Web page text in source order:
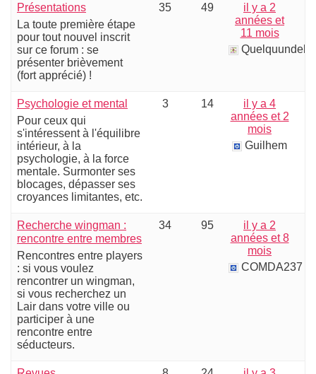
Présentations
La toute première étape
pour tout nouvel inscrit
sur ce forum : se
présenter brièvement
(fort apprécié) !
35 49
il y a 2
années et
11 mois
Psychologie et mental
Pour ceux qui
s'intéressent à l'équilibre
intérieur, à la
psychologie, à la force
mentale. Surmonter ses
blocages, dépasser ses
croyances limitantes, etc.
3 14
il y a 4
années et 2
mois
Guilhem
Recherche wingman :
rencontre entre membres
Rencontres entre players
: si vous voulez
rencontrer un wingman,
si vous recherchez un
Lair dans votre ville ou
participer à une
rencontre entre
séducteurs.
34 95
il y a 2
années et 8
mois
COMDA237